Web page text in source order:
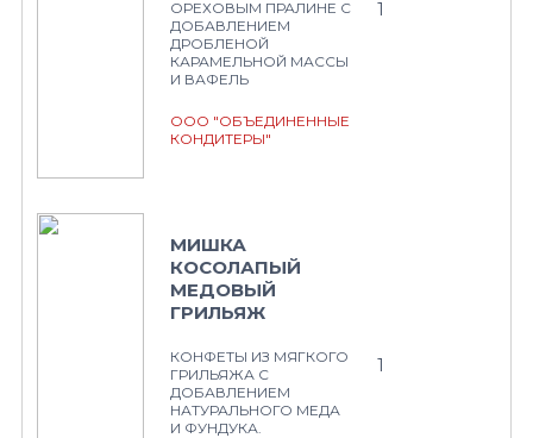
ОРЕХОВЫМ ПРАЛИНЕ С
ДОБАВЛЕНИЕМ
ДРОБЛЕНОЙ
КАРАМЕЛЬНОЙ МАССЫ
И ВАФЕЛЬ
ООО "ОБЪЕДИНЕННЫЕ
КОНДИТЕРЫ"
1
МИШКА
КОСОЛАПЫЙ
МЕДОВЫЙ
ГРИЛЬЯЖ
КОНФЕТЫ ИЗ МЯГКОГО
ГРИЛЬЯЖА С
ДОБАВЛЕНИЕМ
НАТУРАЛЬНОГО МЕДА
И ФУНДУКА.
1